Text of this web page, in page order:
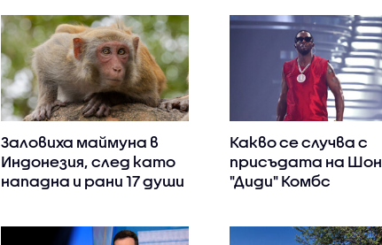
Заловиха маймуна в
Индонезия, след като
нападна и рани 17 души
Какво се случва с
присъдата на Шон
"Диди" Комбс